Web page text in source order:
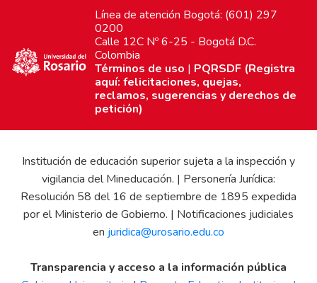
Línea de atención Bogotá: (601) 297
0200
Calle 12C Nº 6-25 - Bogotá D.C.
Colombia
Términos de uso | PQRSDF (Registra
aquí: felicitaciones, quejas,
reclamos, sugerencias y derechos de
petición)
Institución de educación superior sujeta a la inspección y
vigilancia del Mineducación. | Personería Jurídica:
Resolución 58 del 16 de septiembre de 1895 expedida
por el Ministerio de Gobierno. | Notificaciones judiciales
en juridica@urosario.edu.co
Transparencia y acceso a la información pública